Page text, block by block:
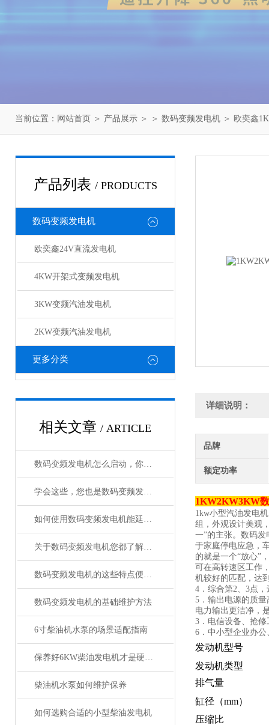
当前位置： 网站首页 ＞ 产品展示 ＞ ＞ 数码变频发电机 ＞ 欧奕鑫
产品列表 / PRODUCTS
数码变频发电机
欧奕鑫24V直流发电机
4KW开架式变频发电机
3KW变频汽油发电机
2KW变频汽油发电机
更多分类
相关文章 / ARTICLE
数码变频发电机怎么启动，你知道不
学会这些，您也是数码变频发电机“维修员”
如何使用数码变频发电机能延长其使用寿命？
关于数码变频发电机您都了解吗？
数码变频发电机的这些特点便利了多种行业
数码变频发电机的基础维护方法
6寸柴油机水泵的场景适配指南
保养好6KW柴油发电机才是硬道理！
柴油机水泵如何维护保养
如何选购合适的小型柴油发电机
详细说明：
品牌
额定功率
1KW2KW3KW
1kw小型汽油发电
组，外观设计美观
一”的主张。数码
于家庭停电应急，
的就是一个“放心”
可在高转速区工作
机较好的匹配，达
4．综合第2、3点
5．输出电源的质
电力输出更洁净，
3．电信设备、抢
6．中小型企业办
发动机型号
发动机类型
排气量
缸径（mm）
压缩比